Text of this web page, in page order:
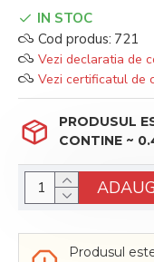
IN STOC
Cod produs: 721
Vezi declaratia de
Vezi certificatul de
Produsul
PRODUSUL
CONTINE ~